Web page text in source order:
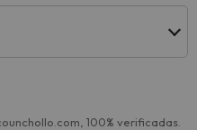
100% verificadas.